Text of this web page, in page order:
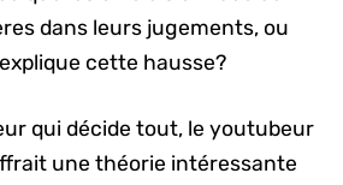
dans leurs jugements, ou
cette hausse?
qui décide tout, le youtubeur
une théorie intéressante